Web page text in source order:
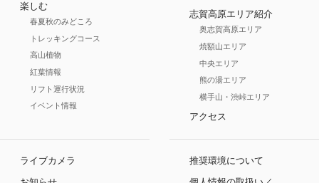
楽しむ
春夏秋のみどころ
トレッキングコース
高山植物
紅葉情報
リフト運行状況
イベント情報
志賀高原エリア紹介
奥志賀高原エリア
焼額山エリア
中央エリア
熊の湯エリア
横手山・渋峠エリア
アクセス
ライブカメラ 推奨環境について